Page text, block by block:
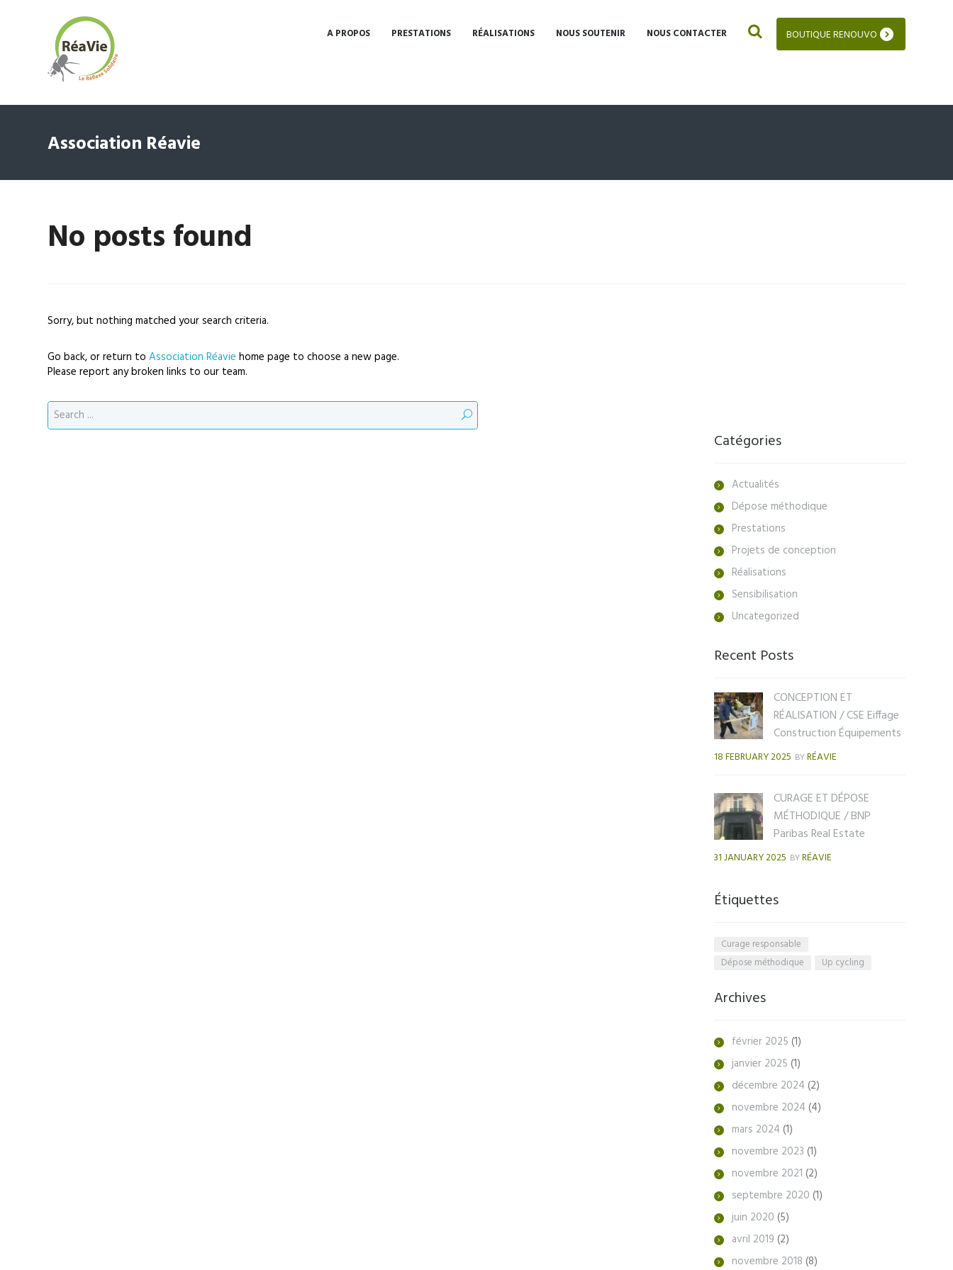
BOUTIQUE RENOUVO
A PROPOS PRESTATIONS RÉALISATIONS NOUS SOUTENIR NOUS CONTACTER
Association Réavie
No posts found
Sorry, but nothing matched your search criteria.
Go back, or return toAssociation Réavie home page to choose a new page.
Please report any broken links to our team.
Catégories
Actualités
Dépose méthodique
Prestations
Projets de conception
Réalisations
Sensibilisation
Uncategorized
Recent Posts
CONCEPTION ET
RÉALISATION / CSE Eiffage
Construction Équipements
18 FEBRUARY 2025 BYRÉAVIE
CURAGE ET DÉPOSE
MÉTHODIQUE / BNP
Paribas Real Estate
31 JANUARY 2025 BYRÉAVIE
Étiquettes
Curage responsable
Dépose méthodique
Up cycling
Archives
février 2025 (1)
janvier 2025 (1)
décembre 2024 (2)
novembre 2024 (4)
mars 2024 (1)
novembre 2023 (1)
novembre 2021 (2)
septembre 2020 (1)
juin 2020 (5)
avril 2019 (2)
novembre 2018 (8)